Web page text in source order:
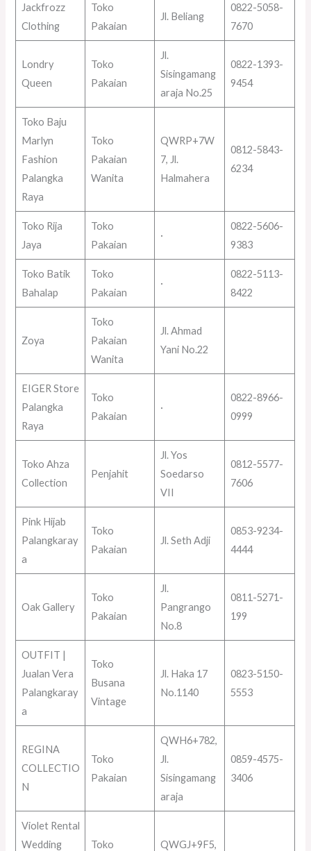
Jackfrozz
Clothing
Toko
Pakaian
Jl. Beliang
0822-5058-
7670
Londry
Queen
Toko
Pakaian
Jl.
Sisingamang
araja No.25
0822-1393-
9454
Toko Baju
Marlyn
Fashion
Palangka
Raya
Toko
Pakaian
Wanita
QWRP+7W
7, Jl.
Halmahera
0812-5843-
6234
Toko Rija
Jaya
Toko
Pakaian
·
0822-5606-
9383
Toko Batik
Bahalap
Toko
Pakaian
·
0822-5113-
8422
Zoya
Toko
Pakaian
Wanita
Jl. Ahmad
Yani No.22
EIGER Store
Palangka
Raya
Toko
Pakaian
·
0822-8966-
0999
Toko Ahza
Collection
Penjahit
Jl. Yos
Soedarso
VII
0812-5577-
7606
Pink Hijab
Palangkaray
a
Toko
Pakaian
Jl. Seth Adji
0853-9234-
4444
Oak Gallery
Toko
Pakaian
Jl.
Pangrango
No.8
0811-5271-
199
OUTFIT |
Jualan Vera
Palangkaray
a
Toko
Busana
Vintage
Jl. Haka 17
No.1140
0823-5150-
5553
REGINA
COLLECTIO
N
Toko
Pakaian
QWH6+782,
Jl.
Sisingamang
araja
0859-4575-
3406
Violet Rental
Wedding
Toko
QWGJ+9F5,